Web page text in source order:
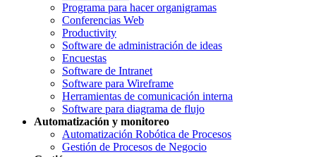
Programa para hacer organigramas
Conferencias Web
Productivity
Software de administración de ideas
Encuestas
Software de Intranet
Software para Wireframe
Herramientas de comunicación interna
Software para diagrama de flujo
Automatización y monitoreo
Automatización Robótica de Procesos
Gestión de Procesos de Negocio